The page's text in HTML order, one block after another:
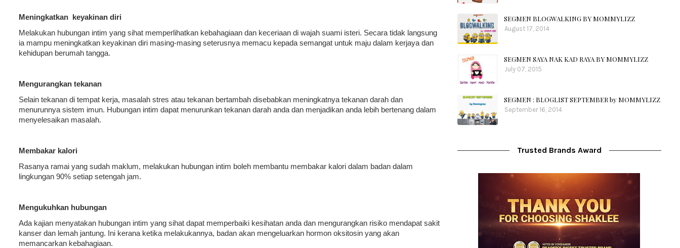
Meningkatkan keyakinan diri
Melakukan hubungan intim yang sihat memperlihatkan kebahagiaan dan keceriaan di wajah suami isteri. Secara tidak langsung
ia mampu meningkatkan keyakinan diri masing-masing seterusnya memacu kepada semangat untuk maju dalam kerjaya dan
kehidupan berumah tangga.
Mengurangkan tekanan
Selain tekanan di tempat kerja, masalah stres atau tekanan bertambah disebabkan meningkatnya tekanan darah dan
menurunnya sistem imun. Hubungan intim dapat menurunkan tekanan darah anda dan menjadikan anda lebih bertenang dalam
menyelesaikan masalah.
Membakar kalori
Rasanya ramai yang sudah maklum, melakukan hubungan intim boleh membantu membakar kalori dalam badan dalam
lingkungan 90% setiap setengah jam.
Mengukuhkan hubungan
Ada kajian menyatakan hubungan intim yang sihat dapat memperbaiki kesihatan anda dan mengurangkan risiko mendapat sakit
kanser dan lemah jantung. Ini kerana ketika melakukannya, badan akan mengeluarkan hormon oksitosin yang akan
memancarkan kebahagiaan.
SEGMEN BLOGWALKING BY MOMMYLIZZ
August 17, 2014
SEGMEN SAYA NAK KAD RAYA BY MOMMYLIZZ
July 07, 2015
SEGMEN : BLOGLIST SEPTEMBER by MOMMYLIZZ
September 16, 2014
Trusted Brands Award